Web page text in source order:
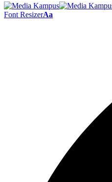
Font ResizerAa